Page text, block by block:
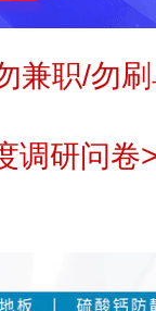
兼职/勿
调研问卷